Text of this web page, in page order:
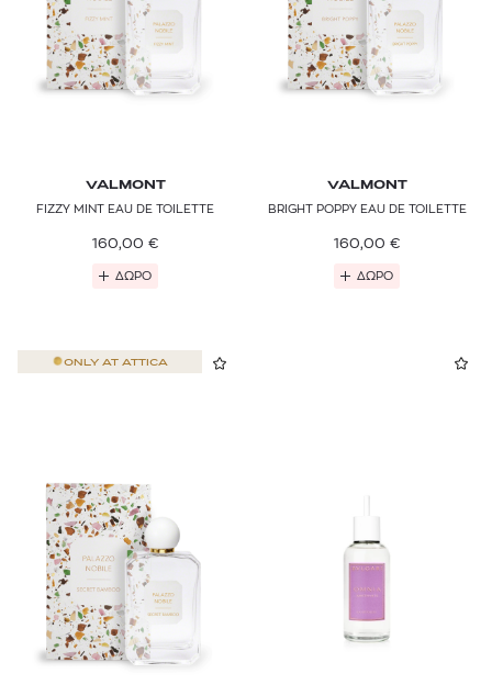
VALMONT
FIZZY MINT EAU DE TOILETTE
160,00 €
ΔΩΡΟ
VALMONT
BRIGHT POPPY EAU DE TOILETTE
160,00 €
ΔΩΡΟ
ONLY AT ATTICA